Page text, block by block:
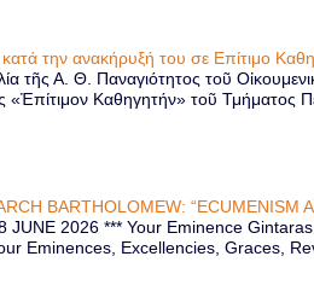
την ανακήρυξή του σε Επίτιμο
τῆς Α. Θ. Παναγιότητος τοῦ
«Ἐπίτιμον Καθηγητήν» τοῦ Τμήματος
BARTHOLOMEW: “ECUMENISM
JUNE 2026 *** Your Eminence
Eminences, Excellencies, Graces,